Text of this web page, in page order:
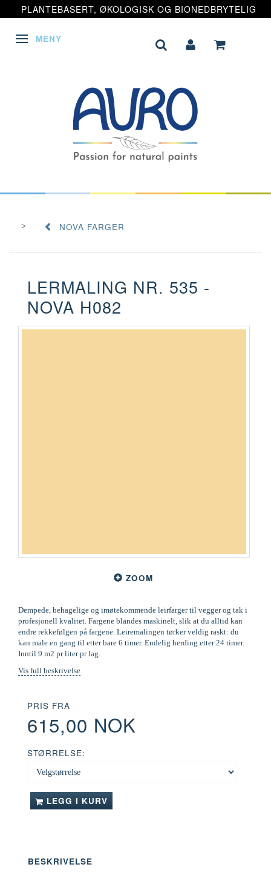
PLANTEBASERT, ØKOLOGISK OG BIONEDBRYTELIG
VEKSLE NAVIGASJON
MENY
NOVA FARGER
LERMALING NR. 535 -
NOVA H082
ZOOM
Dempede, behagelige og imøtekommende leirfarger til vegger og tak i
profesjonell kvalitet. Fargene blandes maskinelt, slik at du alltid kan
endre rekkefølgen på fargene. Leiremalingen tørker veldig raskt: du
kan male en gang til etter bare 6 timer. Endelig herding etter 24 timer.
Inntil 9 m2 pr liter pr lag.
Vis full beskrivelse
PRIS FRA
615,00 NOK
STØRRELSE:
LEGG I KURV
BESKRIVELSE